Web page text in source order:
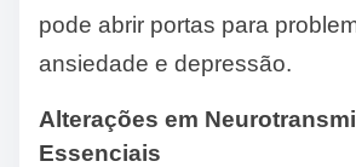
pode abrir portas para
ansiedade e depressão.
Alterações em
Essenciais